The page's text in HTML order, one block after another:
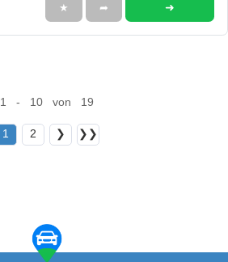
★ ➦ ➜
1 - 10 von 19
1 2 ❯ ❯❯